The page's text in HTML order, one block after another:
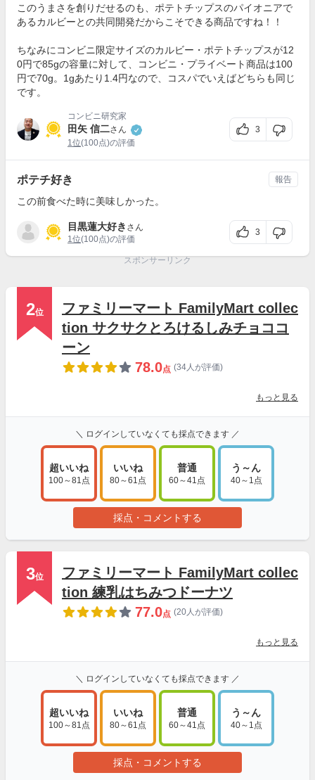
このうまさを創りだせるのも、ポテトチップスのパイオニアで
あるカルビーとの共同開発だからこそできる商品ですね！！
ちなみにコンビニ限定サイズのカルビー・ポテトチップスが12
0円で85gの容量に対して、コンビニ・プライベート商品は100
円で70g。1gあたり1.4円なので、コスパでいえばどちらも同じ
です。
コンビニ研究家
田矢 信二さん
1位(100点)の評価
3
ポテチ好き
この前食べた時に美味しかった。
目黒蓮大好き さん
1位(100点)の評価
3
報告
スポンサーリンク
2位
ファミリーマート FamilyMart collec
tion サクサクとろけるしみチョココ
ーン
78.0点 (34人が評価)
もっと見る
＼ ログインしていなくても採点できます ／
超いいね
100～81点
いいね
80～61点
普通
60～41点
う～ん
40～1点
採点・コメントする
3位
ファミリーマート FamilyMart collec
tion 練乳はちみつドーナツ
77.0点 (20人が評価)
もっと見る
＼ ログインしていなくても採点できます ／
超いいね
100～81点
いいね
80～61点
普通
60～41点
う～ん
40～1点
採点・コメントする